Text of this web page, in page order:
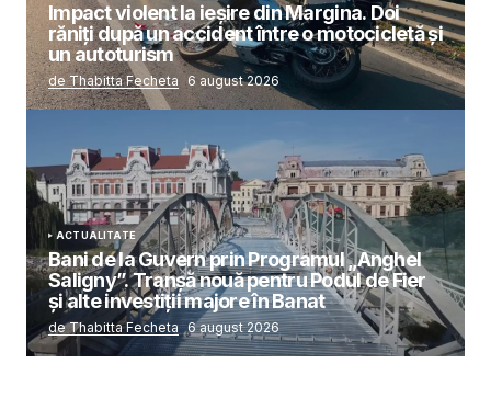
Impact violent la ieșire din Margina. Doi
răniți după un accident între o motocicletă și
un autoturism
de Thabitta Fecheta 6 august 2026
ACTUALITATE
Bani de la Guvern prin Programul „Anghel
Saligny”. Tranșă nouă pentru Podul de Fier
și alte investiții majore în Banat
de Thabitta Fecheta 6 august 2026